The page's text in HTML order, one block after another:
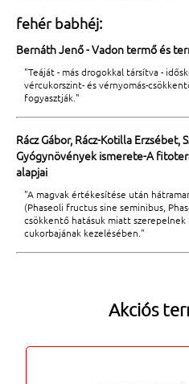
fehér babhéj:
Bernáth Jenő - Vadon termő és
"Teáját - más drogokkal társítva -
vércukorszint- és vérnyomás-
fogyasztják."
Rácz Gábor, Rácz-Kotilla Erzsébet,
Gyógynövények ismerete-A
alapjai
"A magvak értékesítése után
(Phaseoli fructus sine seminibus,
csökkentő hatásuk miatt szerepelnek
cukorbajának kezelésében."
Akciós